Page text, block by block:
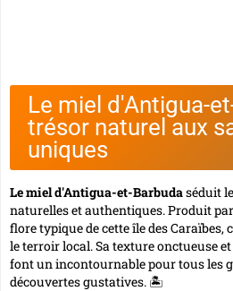
Le miel d'Antigua-
trésor naturel aux
uniques
Le miel d'Antigua-et-Barbudaséduit
naturelles et authentiques. Produit
flore typique de cette île des
le terroir local. Sa texture onctueuse
fontun incontournablepour tous les
découvertes gustatives. 🏝️